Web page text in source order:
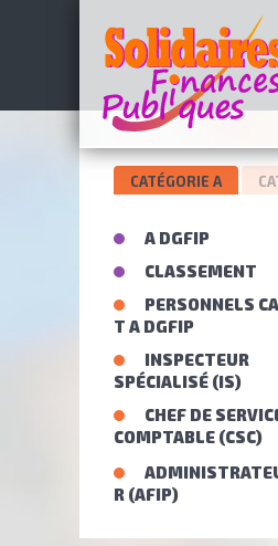
CATÉGORIE A
A DGFIP
CLASSEMENT
PERSONNELS CA
T A DGFIP
INSPECTEUR
SPÉCIALISÉ (IS)
CHEF DE
COMPTABLE (CSC)
R (AFIP)